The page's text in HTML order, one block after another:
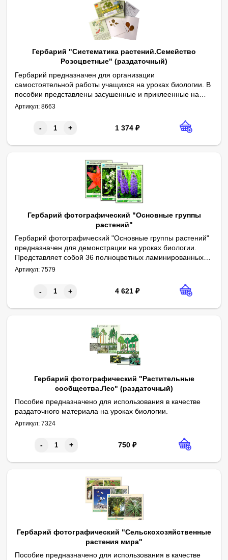
Гербарий "Систематика растений.Семейство
Розоцветные" (раздаточный)
Гербарий предназначен для организации
самостоятельной работы учащихся на уроках биологии. В
пособии представлены засушенные и приклеенные на
гербарные листы части 10 растений семейства
помещено изображение растения и аннотация (видовое
название, семейство, информация о строении растения,
Перечень образцов: боярышник, вишня, клубника, малина,
Габаритные размеры в упаковке (дл.*шир.*выс.), см: 22*16*3.
Комплектность: гербарные листы – 10 шт., руководство по
Автор: канд. биол. наук Л. Н. Дорохина.
Артикул: 8663
- + 1 374 ₽
Гербарий фотографический "Основные группы
растений"
Гербарий фотографический "Основные группы растений"
предназначен для демонстрации на уроках биологии.
Представляет собой 36 полноцветных ламинированных
планшетов формата А4, на которых представлены
водоросли, лишайники, отделы Мохообразные,
Папоротникообразные, Голосеменные, Цветковые.
Сопровождается методическими рекомендациями.
Артикул: 7579
- + 4 621 ₽
Гербарий фотографический "Растительные
сообщества.Лес" (раздаточный)
Пособие предназначено для использования в качестве
раздаточного материала на уроках биологии.
Габаритные размеры в упаковке (дл.*шир.*выс.), см: 30,5*22*1.
Комплектность: планшеты с изображениями лесов – 2 шт.,
Пособие рассчитано на 2 учащихся, раздается по 1
Авторы: Л.Н. Дорохина, Г.А. Коровина.
Артикул: 7324
- + 750 ₽
Гербарий фотографический "Сельскохозяйственные
растения мира"
Пособие предназначено для использования в качестве